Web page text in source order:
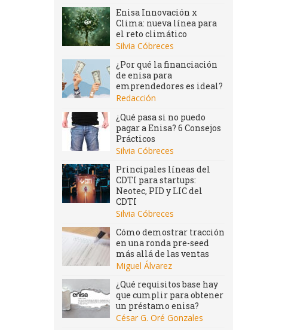
Enisa Innovación x
Clima: nueva línea para
el reto climático
Silvia Cóbreces
¿Por qué la financiación
de enisa para
emprendedores es ideal?
Redacción
¿Qué pasa si no puedo
pagar a Enisa? 6 Consejos
Prácticos
Silvia Cóbreces
Principales líneas del
CDTI para startups:
Neotec, PID y LIC del
CDTI
Silvia Cóbreces
Cómo demostrar tracción
en una ronda pre-seed
más allá de las ventas
Miguel Álvarez
¿Qué requisitos base hay
que cumplir para obtener
un préstamo enisa?
César G. Oré Gonzales